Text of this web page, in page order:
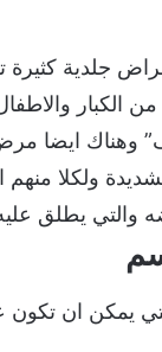
جلدية كثيرة
وهناك ايضا
ولكلا
يطلق عليه
يمكن ان